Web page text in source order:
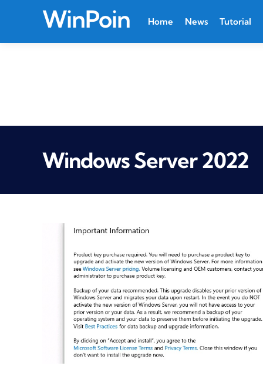
WinPoin Home News Tutorial
Windows Server 2022